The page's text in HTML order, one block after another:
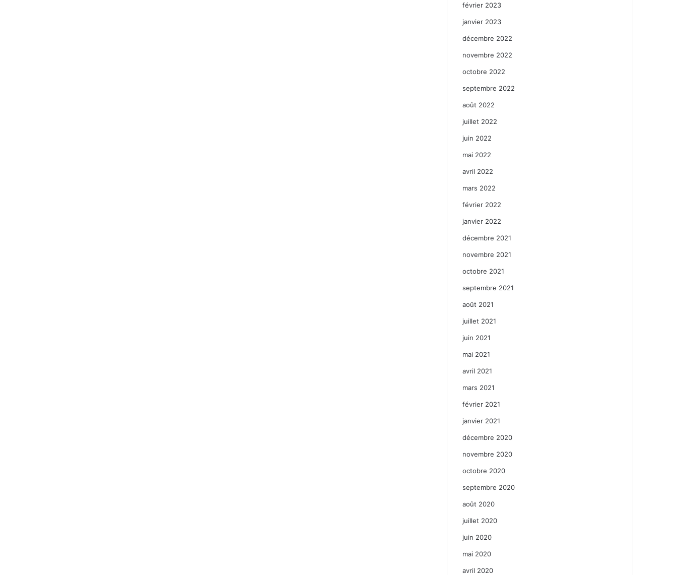
février 2023
janvier 2023
décembre 2022
novembre 2022
octobre 2022
septembre 2022
août 2022
juillet 2022
juin 2022
mai 2022
avril 2022
mars 2022
février 2022
janvier 2022
décembre 2021
novembre 2021
octobre 2021
septembre 2021
août 2021
juillet 2021
juin 2021
mai 2021
avril 2021
mars 2021
février 2021
janvier 2021
décembre 2020
novembre 2020
octobre 2020
septembre 2020
août 2020
juillet 2020
juin 2020
mai 2020
avril 2020